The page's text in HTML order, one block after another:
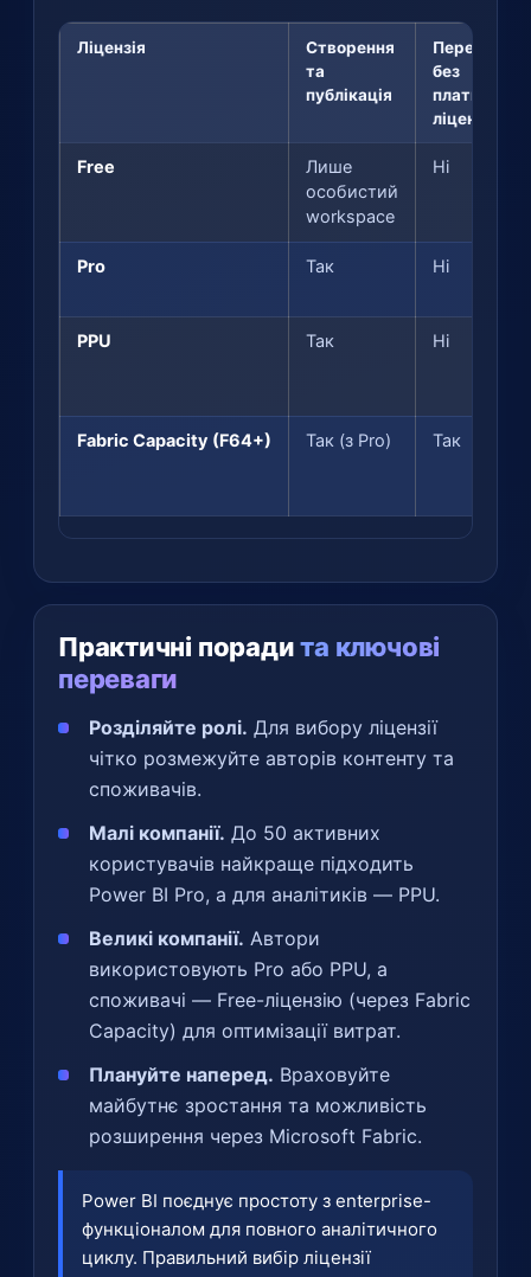
Ліцензія
Створення
та
публікація
Перегляд
без
платної
ліцензії
Free
Лише
особистий
workspace
Ні
Pro Так Ні
PPU Так Ні
Fabric Capacity (F64+) Так (з Pro) Так
Практичні порадита ключові
переваги
Розділяйте ролі. Для вибору ліцензії
чітко розмежуйте авторів контенту та
споживачів.
Малі компанії. До 50 активних
користувачів найкраще підходить
Power BI Pro, а для аналітиків — PPU.
Великі компанії. Автори
використовують Pro або PPU, а
споживачі — Free-ліцензію (через Fabric
Capacity) для оптимізації витрат.
Плануйте наперед. Враховуйте
майбутнє зростання та можливість
розширення через Microsoft Fabric.
Power BI поєднує простоту з enterprise-
функціоналом для повного аналітичного
циклу. Правильний вибір ліцензії